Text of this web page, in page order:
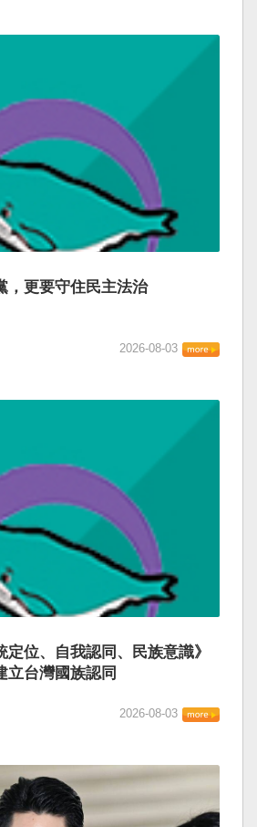
，更要守住民主法治
2026-08-03
定位、自我認同、民族意識》
台灣國族認同
2026-08-03